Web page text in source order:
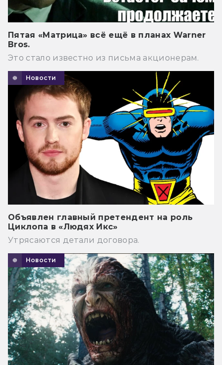
Пятая «Матрица» всё ещё в планах Warner
Bros.
Это стало известно из письма акционерам.
Новости
Объявлен главный претендент на роль
Циклопа в «Людях Икс»
Утрясаются детали договора.
Новости